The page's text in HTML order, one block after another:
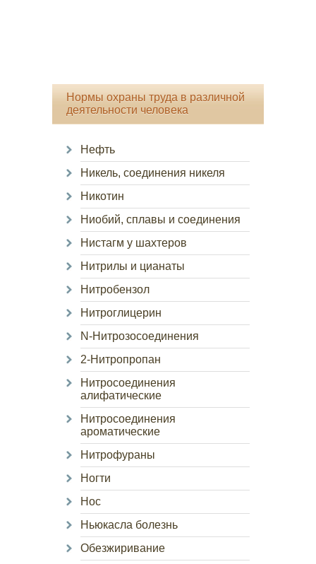
Нормы охраны труда в различной
деятельности человека
Нефть
Никель, соединения никеля
Никотин
Ниобий, сплавы и соединения
Нистагм у шахтеров
Нитрилы и цианаты
Нитробензол
Нитроглицерин
N-Нитрозосоединения
2-Нитропропан
Нитросоединения
алифатические
Нитросоединения
ароматические
Нитрофураны
Ногти
Нос
Ньюкасла болезнь
Обезжиривание